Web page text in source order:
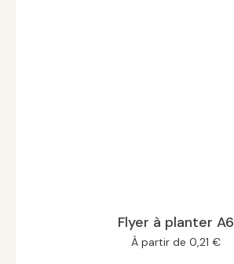
Flyer à planter A6
À partir de 0,21 €